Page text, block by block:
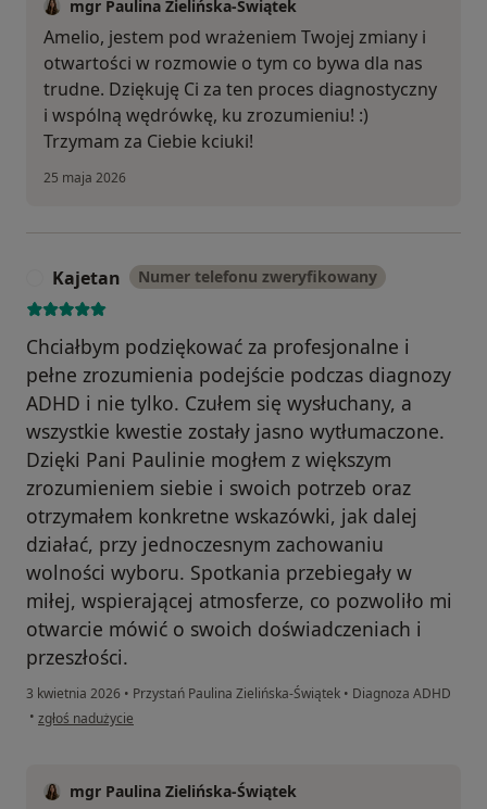
mgr Paulina Zielińska-Świątek
Amelio, jestem pod wrażeniem Twojej zmiany i
otwartości w rozmowie o tym co bywa dla nas
trudne. Dziękuję Ci za ten proces diagnostyczny
i wspólną wędrówkę, ku zrozumieniu! :)
Trzymam za Ciebie kciuki!
25 maja 2026
Kajetan Numer telefonu zweryfikowany
Chciałbym podziękować za profesjonalne i
pełne zrozumienia podejście podczas diagnozy
ADHD i nie tylko. Czułem się wysłuchany, a
wszystkie kwestie zostały jasno wytłumaczone.
Dzięki Pani Paulinie mogłem z większym
zrozumieniem siebie i swoich potrzeb oraz
otrzymałem konkretne wskazówki, jak dalej
działać, przy jednoczesnym zachowaniu
wolności wyboru. Spotkania przebiegały w
miłej, wspierającej atmosferze, co pozwoliło mi
otwarcie mówić o swoich doświadczeniach i
przeszłości.
3 kwietnia 2026 • Przystań Paulina Zielińska-Świątek • Diagnoza ADHD
• w opinii użytkownika Kajetan
zgłoś nadużycie
mgr Paulina Zielińska-Świątek